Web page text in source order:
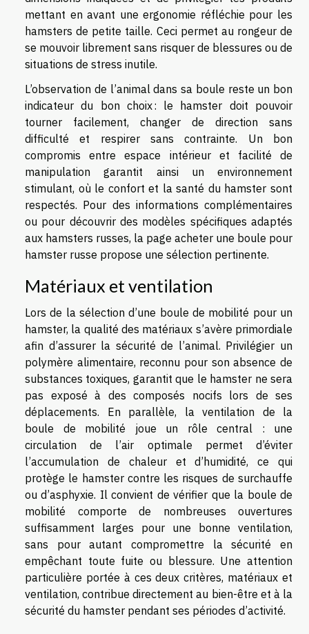
mettant en avant une ergonomie réfléchie pour les
hamsters de petite taille. Ceci permet au rongeur de
se mouvoir librement sans risquer de blessures ou de
situations de stress inutile.
L’observation de l’animal dans sa boule reste un bon
indicateur du bon choix : le hamster doit pouvoir
tourner facilement, changer de direction sans
difficulté et respirer sans contrainte. Un bon
compromis entre espace intérieur et facilité de
manipulation garantit ainsi un environnement
stimulant, où le confort et la santé du hamster sont
respectés. Pour des informations complémentaires
ou pour découvrir des modèles spécifiques adaptés
aux hamsters russes, la page acheter une boule pour
hamster russe propose une sélection pertinente.
Matériaux et ventilation
Lors de la sélection d’une boule de mobilité pour un
hamster, la qualité des matériaux s’avère primordiale
afin d’assurer la sécurité de l’animal. Privilégier un
polymère alimentaire, reconnu pour son absence de
substances toxiques, garantit que le hamster ne sera
pas exposé à des composés nocifs lors de ses
déplacements. En parallèle, la ventilation de la
boule de mobilité joue un rôle central : une
circulation de l’air optimale permet d’éviter
l’accumulation de chaleur et d’humidité, ce qui
protège le hamster contre les risques de surchauffe
ou d’asphyxie. Il convient de vérifier que la boule de
mobilité comporte de nombreuses ouvertures
suffisamment larges pour une bonne ventilation,
sans pour autant compromettre la sécurité en
empêchant toute fuite ou blessure. Une attention
particulière portée à ces deux critères, matériaux et
ventilation, contribue directement au bien-être et à la
sécurité du hamster pendant ses périodes d’activité.